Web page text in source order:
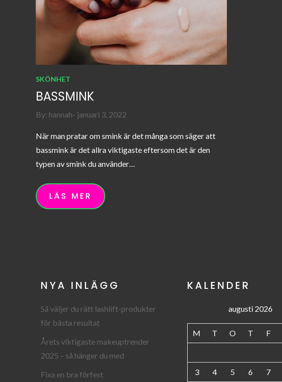
SKÖNHET
BASSMINK
By: hannah Posted
januari 3, 2022
När man pratar om smink är det många som säger att
bassmink är det allra viktigaste eftersom det är den
typen av smink du använder…
LÄS MER
NYA INLÄGG
Så väljer du rätt lashlift-produkter
för bästa resultat
Årets viktigaste makeuptrender
2025 – så hänger du med
Fixa en bra förfest
KALENDER
augusti 2026
M T O T F
3 4 5 6 7